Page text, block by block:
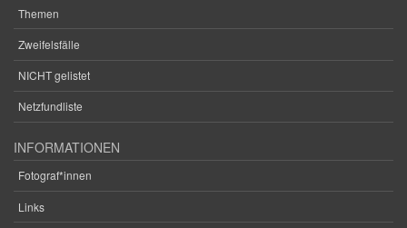
Themen
Zweifelsfälle
NICHT gelistet
Netzfundliste
INFORMATIONEN
Fotograf*innen
Links